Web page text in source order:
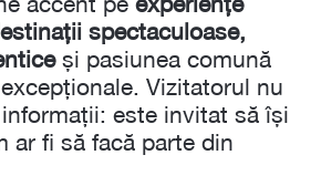
spectaculoase,
și pasiunea comună
Vizitatorul nu
este invitat să își
ar fi să facă parte din